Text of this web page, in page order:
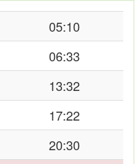
05:10
06:33
13:32
17:22
20:30